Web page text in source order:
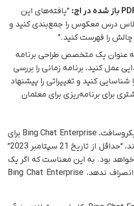
باز شده در اج: “یافته‌های این
درس معکوس را جمع‌بندی کنید و
را فهرست کنید.”
عنوان یک متخصص طراحی برنامه
عمل کنید، برنامه زمانی را بررسی
شناسایی کنید و تغییراتی را پیشنهاد
برای برنامه‌ریزی برای معلمان
با توجه به اعلام شرکت مایکروسافت، Bing Chat Enterprise برای
مشتریانی که دسترسی دارند، “حداقل از تاریخ 21 سپتامبر 2023”
بود. به این معناست که اگر یک
مدیر IT قبل از آن تاریخ انصراف ندهد، Bing Chat Enterprise